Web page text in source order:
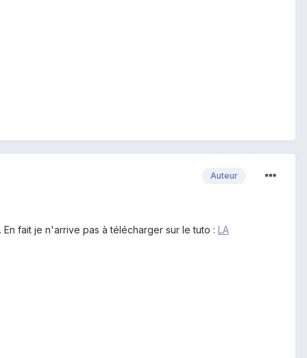
Auteur
fait je n'arrive pas à télécharger sur le tuto : LA